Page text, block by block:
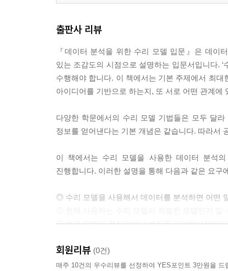
___네트워크 구조를 통해 문제를 본다
___유유상종?
___네트워크상에서 이동하기 쉬운 정도를 특징짓
___‘중심성’으로 중요한 노드를 특징짓는다
___‘친구의 친구’는 친구일까?
___척도 없는 네트워크의 기본 모델
___컨피규레이션 모델
[04부] 수리 모델을 만든다
11.1 수리 모델의 성질
___모델링은 시행착오다
___이용할 수 있는 모델을 검토한다
11.2 이해 지향형 모델링의 요점
출판사 리뷰
『데이터 분석을 위한 수리 모델 입문』은 데이
있는 조감도의 시점으로 설명하는 입문서입니다.
수행해야 합니다. 이 책에서는 기본 주제에서 최
아이디어를 기반으로 하는지, 또 서로 어떤 관계
다양한 학문에서의 수리 모델 기법들은 모두 달
정보를 얻어낸다는 기본 개념은 같습니다. 따라서
이 책에서는 수리 모델을 사용한 데이터 분석
진행합니다. 이러한 설명을 통해 다음과 같은 요구
◎ 수리 모델을 사용해서 데이터를 분석하면 어떤
◎ 수리 모델의 움직임이나 성질을 공부해서 데이
회원리뷰 (0건)
매주 10건의 우수리뷰를 선정하여 YES포인트 3만원을 드